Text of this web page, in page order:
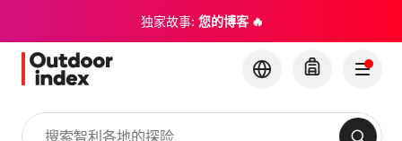
独家故事: 您的博客 🔥